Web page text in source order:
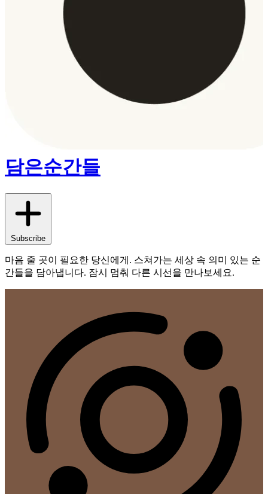
담은순간들
Subscribe
마음 줄 곳이 필요한 당신에게. 스쳐가는 세상 속 의미 있는 순
간들을 담아냅니다. 잠시 멈춰 다른 시선을 만나보세요.